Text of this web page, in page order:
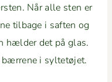
Når alle sten er
tilbage i saften og
hælder det på glas.
bær­rene i syltetøjet.